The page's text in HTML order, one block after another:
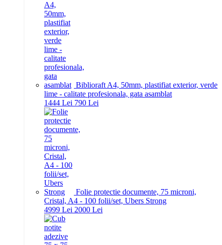
Biblioraft A4, 50mm, plastifiat exterior, verde
lime - calitate profesionala, gata asamblat
1444 Lei 790 Lei
Folie protectie documente, 75 microni,
Cristal, A4 - 100 folii/set, Ubers Strong
4999 Lei 2000 Lei